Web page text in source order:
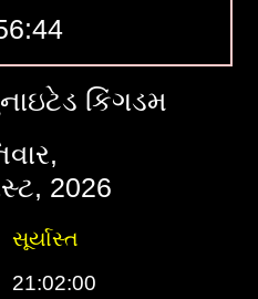
કિંગડમ
2026
સૂર્યાસ્ત
21:02:00